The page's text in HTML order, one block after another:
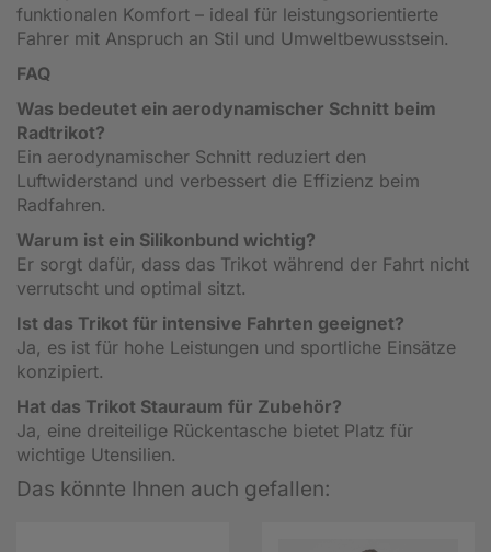
funktionalen Komfort – ideal für leistungsorientierte
Fahrer mit Anspruch an Stil und Umweltbewusstsein.
FAQ
Was bedeutet ein aerodynamischer Schnitt beim
Radtrikot?
Ein aerodynamischer Schnitt reduziert den
Luftwiderstand und verbessert die Effizienz beim
Radfahren.
Warum ist ein Silikonbund wichtig?
Er sorgt dafür, dass das Trikot während der Fahrt nicht
verrutscht und optimal sitzt.
Ist das Trikot für intensive Fahrten geeignet?
Ja, es ist für hohe Leistungen und sportliche Einsätze
konzipiert.
Hat das Trikot Stauraum für Zubehör?
Ja, eine dreiteilige Rückentasche bietet Platz für
wichtige Utensilien.
Das könnte Ihnen auch gefallen: